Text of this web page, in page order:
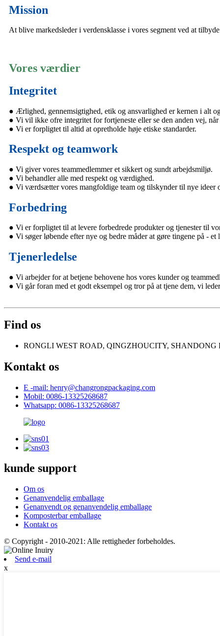
Mission
At blive markedsleder i verdensklasse i vores segment ved at
Vores værdier
Integritet
● Ærlighed, gennemsigtighed, etik og ansvarlighed er kernen i alt
● Vi vil ikke ofre integritet for fortjeneste eller se den anden vej,
● Vi er forpligtet til altid at opretholde høje etiske standarder.
Respekt og teamwork
● Vi giver vores teammedlemmer et sikkert og sundt arbejdsmiljø.
● Vi behandler alle med respekt og værdighed.
● Vi værdsætter vores mangfoldige team og tilskynder til nye ideer
Forbedring
● Vi er forpligtet til at levere forbedrede produkter og tjenester til
● Vi søger løbende efter nye og bedre måder at gøre tingene på - et
Tjenerledelse
● Vi arbejder for at betjene behovene hos vores kunder og
● Vi går foran med et godt eksempel og tror på at tjene dem, vi
Find os
RONGLI WEST ROAD, QINGZHOUCITY, SHANDONG
Kontakt os
E -mail: henry@changrongpackaging.com
Mobil: 0086-13325268687
Whatsapp: 0086-13325268687
kunde support
Om os
Genanvendelig emballage
Genanvendt og genanvendelig emballage
Komposterbar emballage
Kontakt os
© Copyright - 2010-2021: Alle rettigheder forbeholdes.
Send e-mail
x